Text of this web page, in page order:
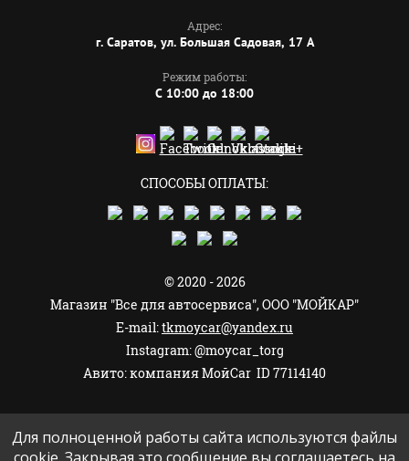
Адрес:
г. Саратов, ул. Большая Садовая, 17 А
Режим работы:
C 10:00 до 18:00
СПОСОБЫ ОПЛАТЫ:
© 2020 - 2026
Магазин "Все для автосервиса", ООО "МОЙКАР"
E-mail:tkmoycar@yandex.ru
Instagram: @moycar_torg
Авито: компания МойCar ID 77114140
Для полноценной работы сайта используются файлы